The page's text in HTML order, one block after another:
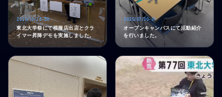
2025/10/24-26
東北大学祭にて模擬店出店とクラ
イマー昇降デモを実施しました。
2025/07/30-31
オープンキャンパスにて活動紹介
を行いました。